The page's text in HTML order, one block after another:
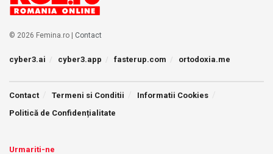
© 2026 Femina.ro | Contact
cyber3.ai cyber3.app fasterup.com ortodoxia.me
Contact Termeni si Conditii
Informatii Cookies
Politică de Confidențialitate
Urmariti-ne